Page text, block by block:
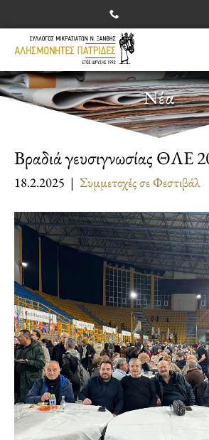
Νέα
Βραδιά γευσιγνωσίας ΘΛΕ
18.2.2025 | Συμμετοχές σε Φεστιβάλ